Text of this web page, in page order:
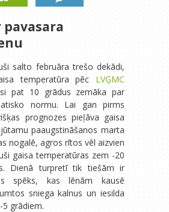
pavasara
salto februāra trešo dekādi,
temperatūra pēc LVĢMC
pat 10 grādus zemāka par
normu. Lai gan pirms
prognozes pieļāva gaisa
paaugstināšanos marta
nogalē, agros rītos vēl aizvien
gaisa temperatūras zem -20
Dienā turpretī tik tiešām ir
spēks, kas lēnām kausē
sniega kalnus un iesilda
5 grādiem.